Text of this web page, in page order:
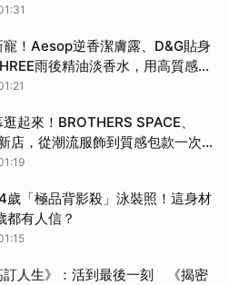
寵！Aesop逆香潔膚露、D&G貼身
雨後精油淡香水，用高質感香
盛夏日常
起來！BROTHERS SPACE、
店，從潮流服飾到質感包款一次
荷包失守
歲「極品背影殺」泳裝照！這身材
都有人信？
訂人生》：活到最後一刻 《揭密